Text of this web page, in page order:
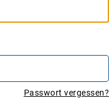
Passwort vergessen?